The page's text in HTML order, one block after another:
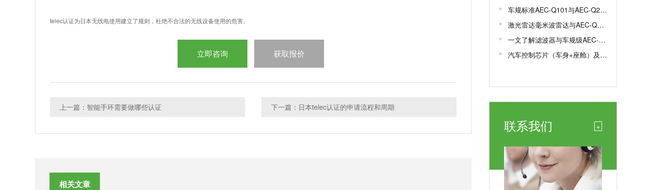
车规标准AEC-Q101与AEC-Q200有何区别？
激光雷达毫米波雷达与AEC-Q100/102认证解析
一文了解滤波器与车规级AEC-Q200认证
汽车控制芯片（车身+座舱）及车规芯片AEC-Q100测试认证
联系我们 +
telec认证为日本无线电使用建立了规则，杜绝不合法的无线设备使用的危害。
立即咨询 获取报价
上一篇：智能手环需要做哪些认证 下一篇：日本telec认证的申请流程和周期
相关文章